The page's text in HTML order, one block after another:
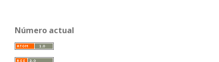
Número actual